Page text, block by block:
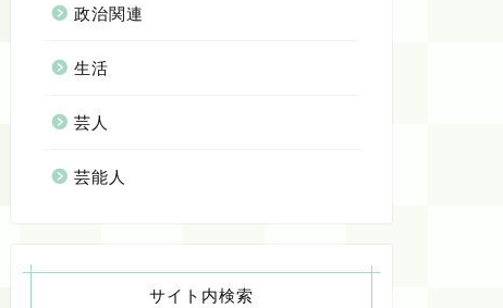
政治関連
生活
芸人
芸能人
サイト内検索